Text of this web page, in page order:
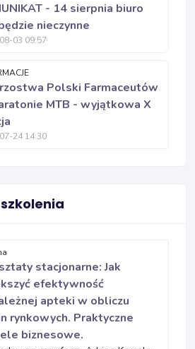
- 14 sierpnia biuro
nieczynne
03 09:57
Polski Farmaceutów
MTB - wyjątkowa X
24 14:30
stacjonarne: Jak
efektywność
apteki w obliczu
rynkowych. Praktyczne
biznesowe.